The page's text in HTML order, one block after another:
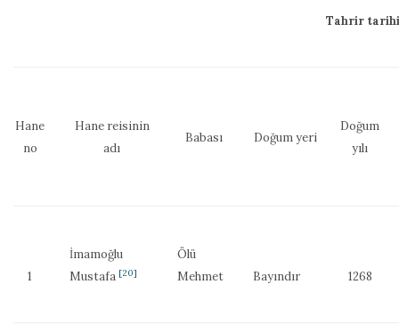
Tahrir
Hane
no
Hane reisinin
adı
Babası Doğum yeri
Doğum
yılı
1
İmamoğlu
Mustafa [20]
Ölü
Mehmet
Bayındır 1268